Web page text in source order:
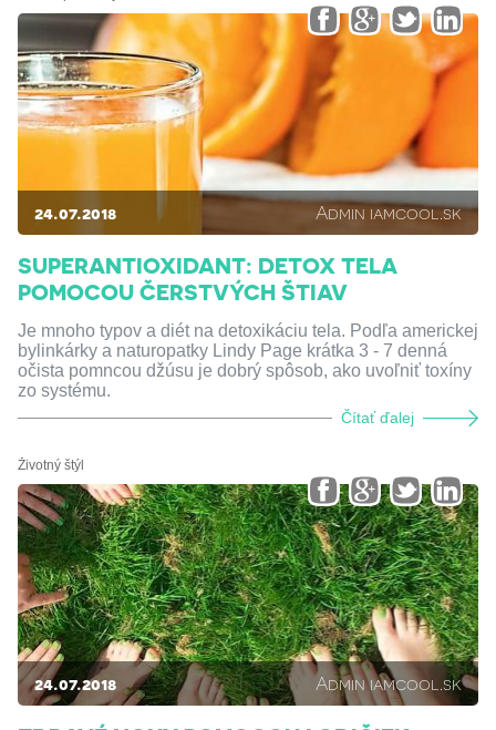
24.07.2018 Admin iamcool.sk
SUPERANTIOXIDANT: DETOX TELA
POMOCOU ČERSTVÝCH ŠTIAV
Je mnoho typov a diét na detoxikáciu tela. Podľa americkej
bylinkárky a naturopatky Lindy Page krátka 3 - 7 denná
očista pomncou džúsu je dobrý spôsob, ako uvoľniť toxíny
zo systému.
Čítať ďalej
Životný štýl
24.07.2018 Admin iamcool.sk